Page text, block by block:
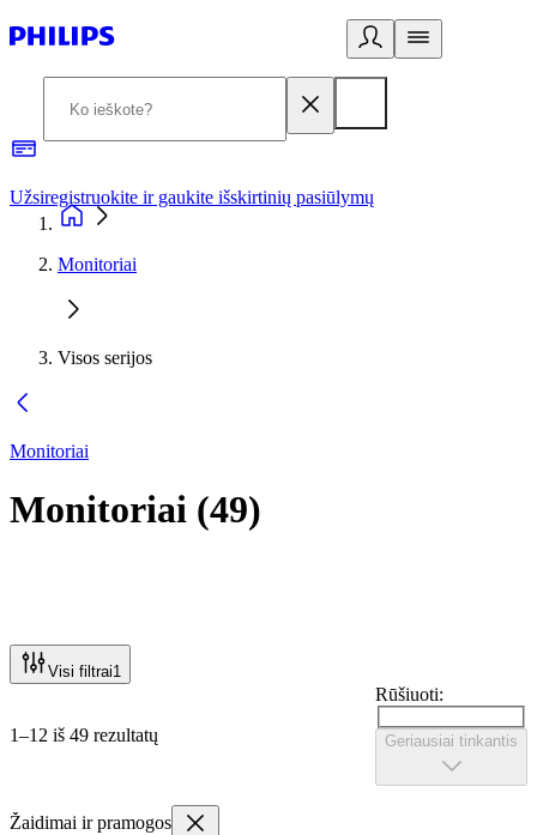
Užsiregistruokite ir gaukite išskirtinių pasiūlymų
Monitoriai
Visos serijos
Monitoriai
Monitoriai (49)
Visi filtrai1
1–12 iš 49 rezultatų
Rūšiuoti:
Geriausiai tinkantis
Žaidimai ir pramogos